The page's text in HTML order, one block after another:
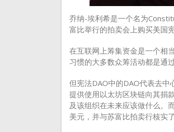
乔纳-埃利希是一个名为
富比举行的拍卖会上购买美国
在互联网上筹集资金是一个相
习惯的大多数众筹活动都是通
但宪法DAO中的DAO代表去
提供使用以太坊区块链向其捐
及该组织在未来应该做什么。
美元，并与苏富比拍卖行核实